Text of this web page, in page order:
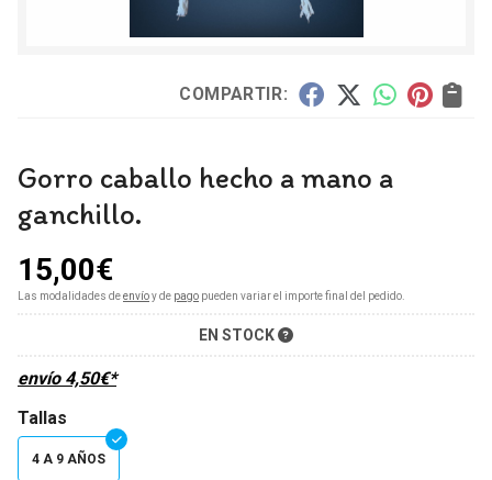
COMPARTIR:
Gorro caballo hecho a mano a
ganchillo.
15,00€
Las modalidades deenvíoy de pago pueden variar el importe final del pedido.
EN STOCK
envío 4,50€*
Tallas
4 A 9 AÑOS